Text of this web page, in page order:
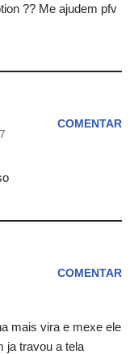
?? Me ajudem pfv
COMENTAR
COMENTAR
mais vira e mexe ele
ja travou a tela